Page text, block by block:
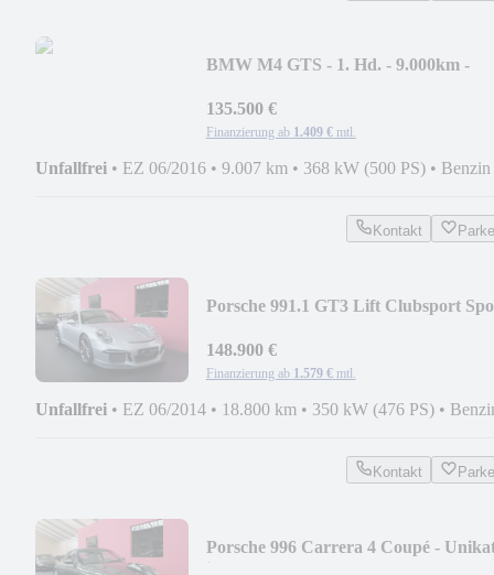
BMW M4 GTS - 1. Hd. - 9.000km -
135.500 €
Finanzierung ab 1.409 € mtl.
Unfallfrei • EZ 06/2016 • 9.007 km • 368 kW (500 PS) • Benzin
Kontakt
Porsche 991.1 GT3 Lift Clubsport
148.900 €
Finanzierung ab 1.579 € mtl.
Unfallfrei • EZ 06/2014 • 18.800 km • 350 kW (476 PS) •
Kontakt
Porsche 996 Carrera 4 Coupé -